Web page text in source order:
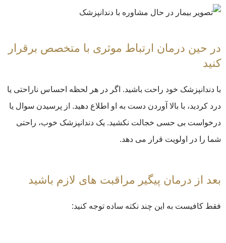
در حین درمان ارتباط موثری با متخصص برقرار
کنید
با دندانپزشک خود راحت باشید. اگر در هر لحظه احساس ناراحتی یا
درد کردید، با بالا آوردن دست به او اطلاع دهید. از پرسیدن سوال یا
درخواست بی حسی خجالت نکشید. یک دندانپزشک خوب، راحتی
شما را در اولویت قرار می دهد.
بعد از درمان پیگیر مراقبت های لازم باشید
فقط کافیست به این چند نکته ساده توجه کنید: